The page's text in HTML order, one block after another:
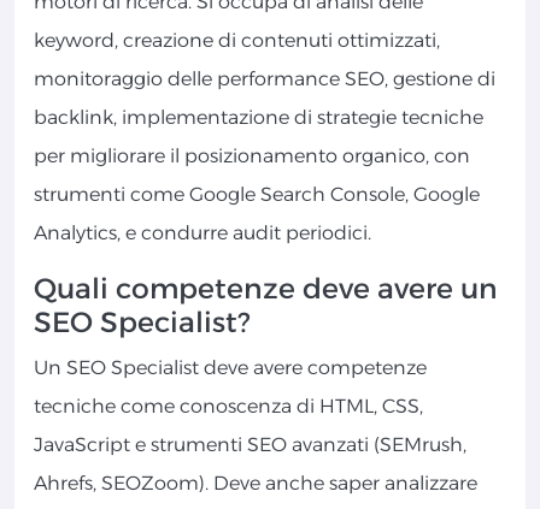
keyword, creazione di contenuti ottimizzati,
monitoraggio delle performance SEO, gestione di
backlink, implementazione di strategie tecniche
per migliorare il posizionamento organico, con
strumenti come Google Search Console, Google
Analytics, e condurre audit periodici.
Quali competenze deve avere un
SEO Specialist?
Un SEO Specialist deve avere competenze
tecniche come conoscenza di HTML, CSS,
JavaScript e strumenti SEO avanzati (SEMrush,
Ahrefs, SEOZoom). Deve anche saper analizzare